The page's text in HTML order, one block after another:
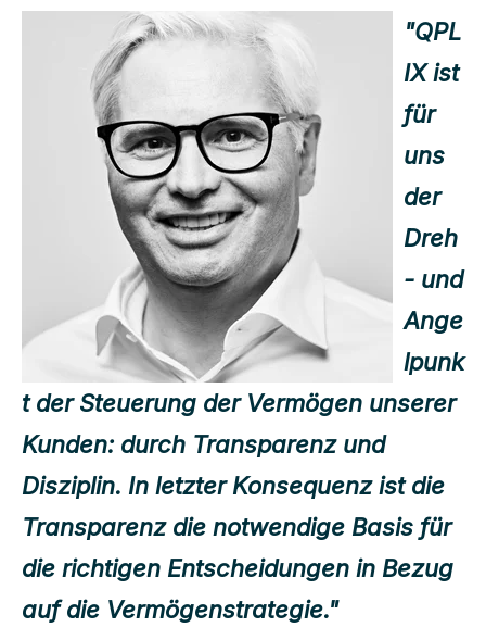
"QPL
IX ist
für
uns
der
Dreh
- und
Ange
lpunk
t der Steuerung der Vermögen unserer
Kunden: durch Transparenz und
Disziplin. In letzter Konsequenz ist die
Transparenz die notwendige Basis für
die richtigen Entscheidungen in Bezug
auf die Vermögenstrategie."